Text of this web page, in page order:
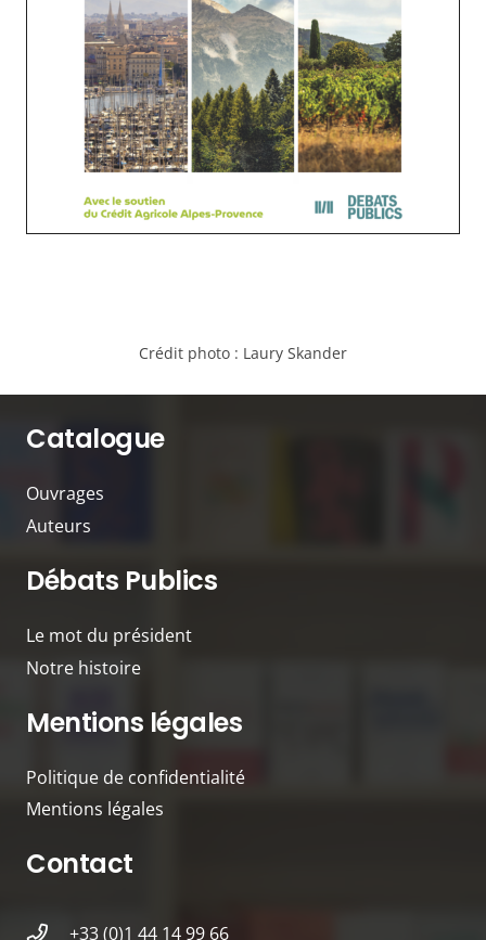
Crédit photo : Laury Skander
Catalogue
Ouvrages
Auteurs
Débats Publics
Le mot du président
Notre histoire
Mentions légales
Politique de confidentialité
Mentions légales
Contact
+33 (0)1 44 14 99 66